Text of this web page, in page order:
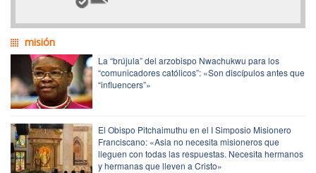
misión
La “brújula” del arzobispo Nwachukwu para los
“comunicadores católicos”: «Son discípulos antes que
“influencers”»
El Obispo Pitchaimuthu en el I Simposio Misionero
Franciscano: «Asia no necesita misioneros que
lleguen con todas las respuestas. Necesita hermanos
y hermanas que lleven a Cristo»